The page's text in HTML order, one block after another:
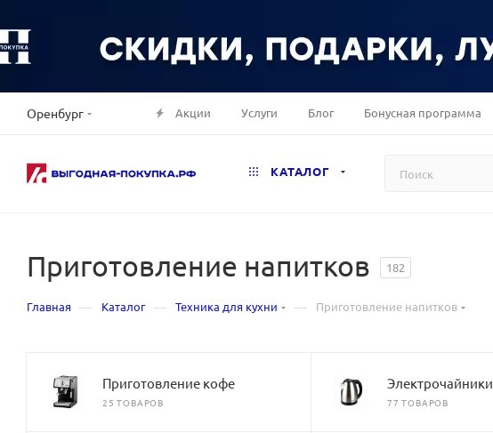
Оренбург Акции Услуги Блог Бонусная программа
КАТАЛОГ
Приготовление напитков 182
Главная — Каталог — Техника для кухни — Приготовление напитков
Приготовление кофе
25 ТОВАРОВ
Электрочайники
77 ТОВАРОВ